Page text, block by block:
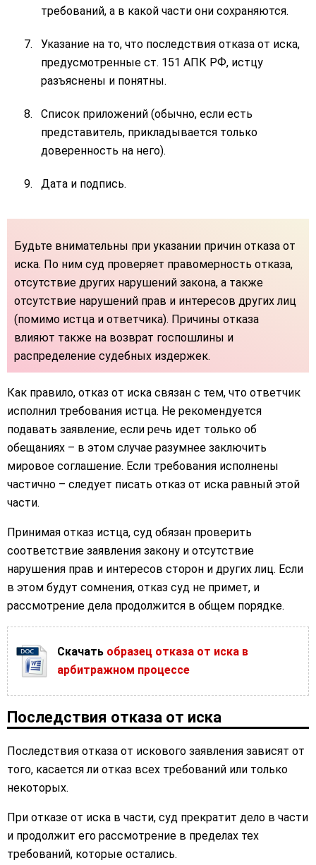
требований, а в какой части они сохраняются.
Указание на то, что последствия отказа от иска,
предусмотренные ст. 151 АПК РФ, истцу
разъяснены и понятны.
Список приложений (обычно, если есть
представитель, прикладывается только
доверенность на него).
Дата и подпись.
Будьте внимательны при указании причин отказа от
иска. По ним суд проверяет правомерность отказа,
отсутствие других нарушений закона, а также
отсутствие нарушений прав и интересов других лиц
(помимо истца и ответчика). Причины отказа
влияют также на возврат госпошлины и
распределение судебных издержек.
Как правило, отказ от иска связан с тем, что ответчик
исполнил требования истца. Не рекомендуется
подавать заявление, если речь идет только об
обещаниях – в этом случае разумнее заключить
мировое соглашение. Если требования исполнены
частично – следует писать отказ от иска равный этой
части.
Принимая отказ истца, суд обязан проверить
соответствие заявления закону и отсутствие
нарушения прав и интересов сторон и других лиц. Если
в этом будут сомнения, отказ суд не примет, и
рассмотрение дела продолжится в общем порядке.
Скачать образец отказа от иска в
арбитражном процессе
Последствия отказа от иска
Последствия отказа от искового заявления зависят от
того, касается ли отказ всех требований или только
некоторых.
При отказе от иска в части, суд прекратит дело в части
и продолжит его рассмотрение в пределах тех
требований, которые остались.